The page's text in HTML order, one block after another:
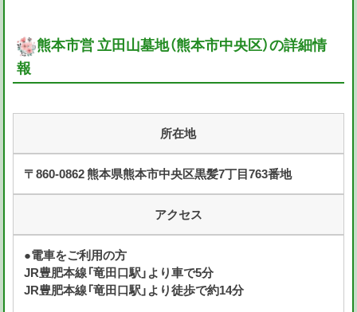
熊本市営 立田山墓地（熊本市中央区）の詳細情
報
所在地
〒860-0862 熊本県熊本市中央区黒髪7丁目763番地
アクセス
●電車をご利用の方
JR豊肥本線「竜田口駅」より車で5分
JR豊肥本線「竜田口駅」より徒歩で約14分